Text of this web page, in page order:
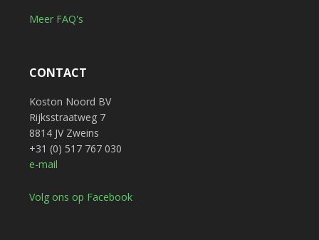
Meer FAQ's
CONTACT
Koston Noord BV
Rijksstraatweg 7
8814 JV Zweins
+31 (0) 517 767 030
e-mail
Volg ons op Facebook